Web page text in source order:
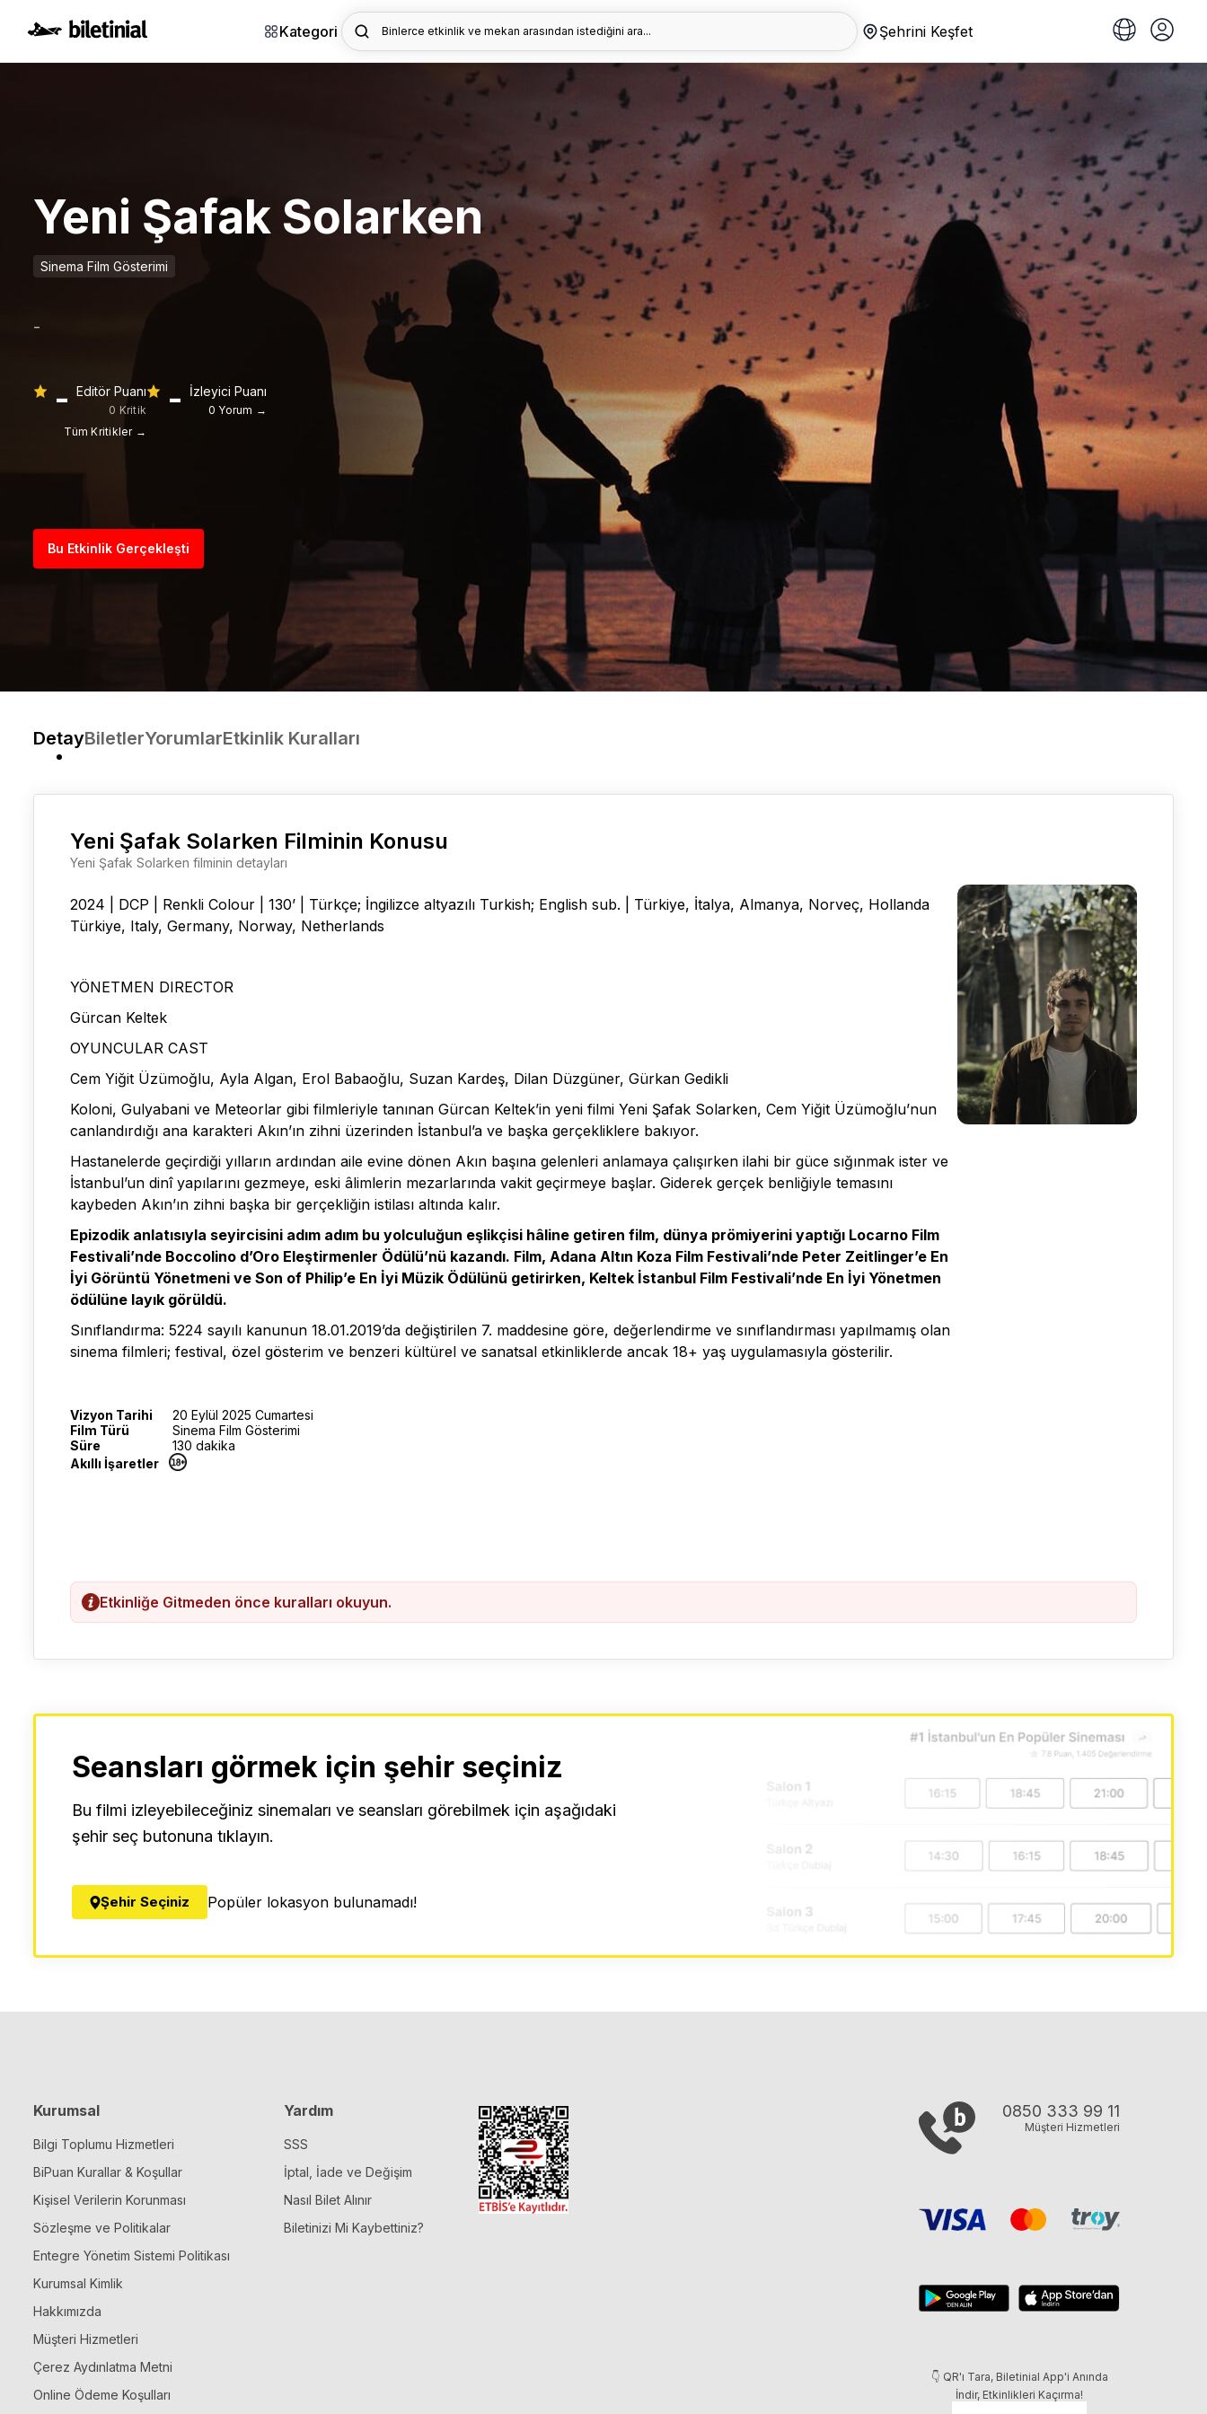
Kategori Binlerce etkinlik ve mekan arasından istediğini ara... Şehrini Keşfet
Yeni Şafak Solarken
Sinema Film Gösterimi
-
- Editör Puanı
0 Kritik
Tüm Kritikler →
- İzleyici Puanı
0 Yorum →
Bu Etkinlik Gerçekleşti
DetayBiletlerYorumlarEtkinlik Kuralları
Yeni Şafak Solarken Filminin Konusu
Yeni Şafak Solarken filminin detayları
2024 | DCP | Renkli Colour | 130’ | Türkçe; İngilizce altyazılı Turkish; English sub. | Türkiye, İtalya, Almanya, Norveç, Hollanda
Türkiye, Italy, Germany, Norway, Netherlands
YÖNETMEN DIRECTOR
Gürcan Keltek
OYUNCULAR CAST
Cem Yiğit Üzümoğlu, Ayla Algan, Erol Babaoğlu, Suzan Kardeş, Dilan Düzgüner, Gürkan Gedikli
Koloni, Gulyabani ve Meteorlar gibi filmleriyle tanınan Gürcan Keltek’in yeni filmi Yeni Şafak Solarken, Cem Yiğit Üzümoğlu’nun
canlandırdığı ana karakteri Akın’ın zihni üzerinden İstanbul’a ve başka gerçekliklere bakıyor.
Hastanelerde geçirdiği yılların ardından aile evine dönen Akın başına gelenleri anlamaya çalışırken ilahi bir güce sığınmak ister ve
İstanbul’un dinî yapılarını gezmeye, eski âlimlerin mezarlarında vakit geçirmeye başlar. Giderek gerçek benliğiyle temasını
kaybeden Akın’ın zihni başka bir gerçekliğin istilası altında kalır.
Epizodik anlatısıyla seyircisini adım adım bu yolculuğun eşlikçisi hâline getiren film, dünya prömiyerini yaptığı Locarno Film
Festivali’nde Boccolino d’Oro Eleştirmenler Ödülü’nü kazandı. Film, Adana Altın Koza Film Festivali’nde Peter Zeitlinger’e En
İyi Görüntü Yönetmeni ve Son of Philip’e En İyi Müzik Ödülünü getirirken, Keltek İstanbul Film Festivali’nde En İyi Yönetmen
ödülüne layık görüldü.
Sınıflandırma: 5224 sayılı kanunun 18.01.2019’da değiştirilen 7. maddesine göre, değerlendirme ve sınıflandırması yapılmamış olan
sinema filmleri; festival, özel gösterim ve benzeri kültürel ve sanatsal etkinliklerde ancak 18+ yaş uygulamasıyla gösterilir.
Vizyon Tarihi
20 Eylül 2025 Cumartesi
Film Türü
Sinema Film Gösterimi
Süre
130 dakika
Akıllı İşaretler
Etkinliğe Gitmeden önce kuralları okuyun.
Seansları görmek için şehir seçiniz
Bu filmi izleyebileceğiniz sinemaları ve seansları görebilmek için aşağıdaki
şehir seç butonuna tıklayın.
Şehir Seçiniz Popüler lokasyon bulunamadı!
Kurumsal
Bilgi Toplumu Hizmetleri
BiPuan Kurallar & Koşullar
Kişisel Verilerin Korunması
Sözleşme ve Politikalar
Entegre Yönetim Sistemi Politikası
Kurumsal Kimlik
Hakkımızda
Müşteri Hizmetleri
Çerez Aydınlatma Metni
Online Ödeme Koşulları
Yardım
SSS
İptal, İade ve Değişim
Nasıl Bilet Alınır
Biletinizi Mi Kaybettiniz?
0850 333 99 11
Müşteri Hizmetleri
👇 QR'ı Tara, Biletinial App'i Anında
İndir, Etkinlikleri Kaçırma!